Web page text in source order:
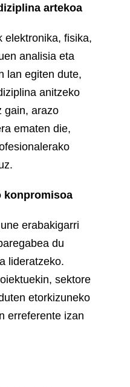
artekoa
elektronika, fisika,
analisia eta
lan egiten dute,
anitzeko
gain, arazo
ematen die,
konpromisoa
erabakigarri
du
lideratzeko.
sektore
etorkizuneko
erreferente izan